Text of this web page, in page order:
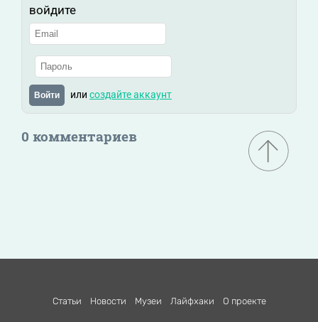
войдите
Войти или создайте аккаунт
0 комментариев
Статьи Новости Музеи Лайфхаки О проекте